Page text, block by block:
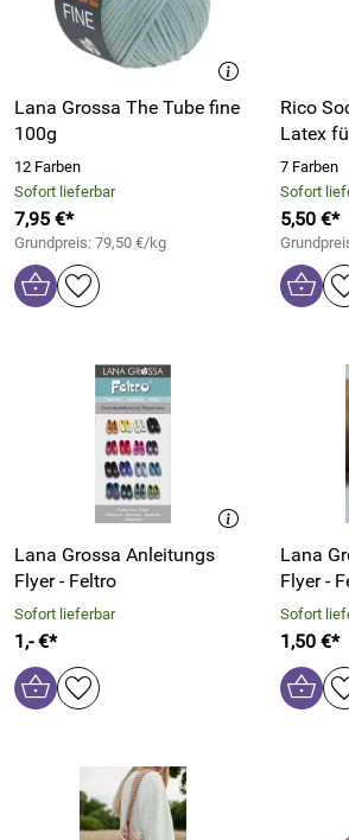
Lana Grossa The Tube fine
100g
12 Farben
Sofort lieferbar
7,95 €*
Grundpreis: 79,50 €/kg
Rico
Latex
7 Farben
Sofort
5,50 €*
Lana Grossa Anleitungs
Flyer - Feltro
Sofort lieferbar
1,- €*
Lana
Flyer -
Sofort
1,50 €*